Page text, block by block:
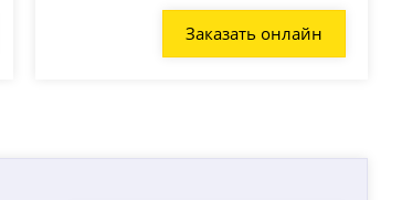
Заказать онлайн